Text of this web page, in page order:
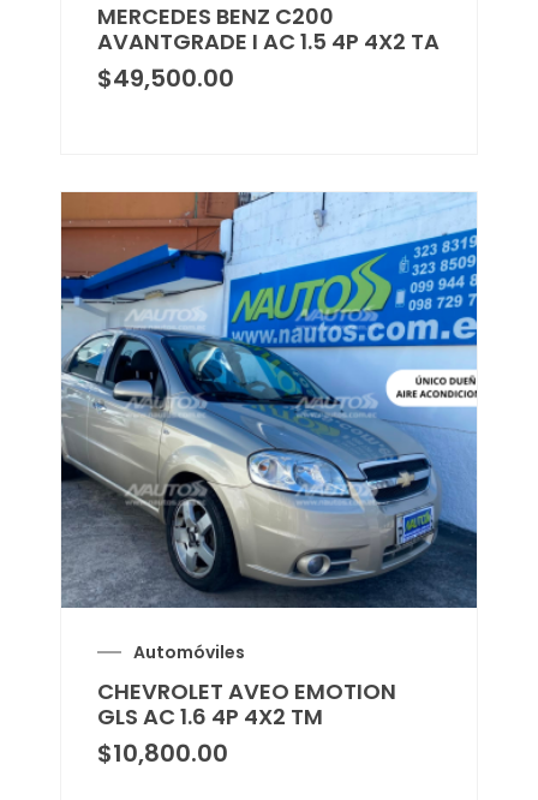
MERCEDES BENZ C200
AVANTGRADE I AC 1.5 4P 4X2 TA
$49,500.00
Automóviles
CHEVROLET AVEO EMOTION
GLS AC 1.6 4P 4X2 TM
$10,800.00